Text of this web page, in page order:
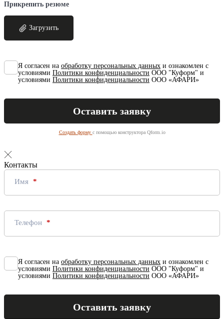
Прикрепить резюме
Загрузить
Я согласен на обработку персональных данных и ознакомлен с
условиями Политики конфиденциальности ООО "Куформ" и
условиями Политики конфиденциальности ООО «АФАРИ»
Создать форму с помощью конструктора Qform.io
Контакты
Имя
Телефон
Я согласен на обработку персональных данных и ознакомлен с
условиями Политики конфиденциальности ООО "Куформ" и
условиями Политики конфиденциальности ООО «АФАРИ»